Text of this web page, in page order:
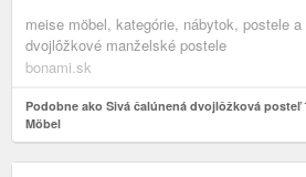
meise möbel, kategórie, nábytok, postele
dvojlôžkové manželské postele
bonami.sk
Podobne ako Sivá čalúnená dvojlôžková posteľ
Möbel